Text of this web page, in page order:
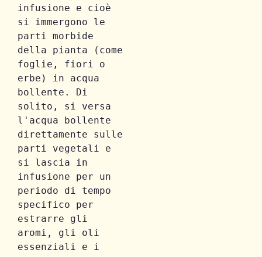
infusione e cioè
si immergono le
parti morbide
della pianta
(come
foglie, fiori o
erbe) in acqua
bollente. Di
solito, si versa
l'acqua bollente
direttamente sulle
parti vegetali e
si lascia in
infusione per un
periodo di tempo
specifico per
estrarre gli
aromi, gli oli
essenziali e i